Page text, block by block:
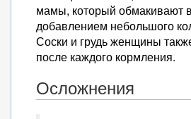
мамы, который обмакивают
добавлением небольшого
Соски и грудь женщины
после каждого кормления.
Осложнения